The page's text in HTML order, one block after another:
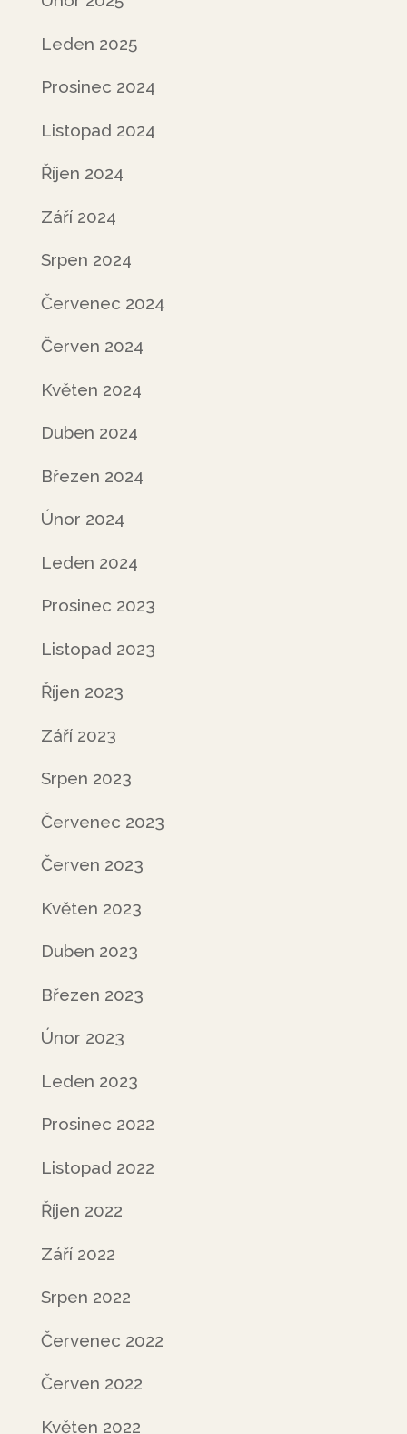
Leden 2025
Prosinec 2024
Listopad 2024
Říjen 2024
Září 2024
Srpen 2024
Červenec 2024
Červen 2024
Květen 2024
Duben 2024
Březen 2024
Únor 2024
Leden 2024
Prosinec 2023
Listopad 2023
Říjen 2023
Září 2023
Srpen 2023
Červenec 2023
Červen 2023
Květen 2023
Duben 2023
Březen 2023
Únor 2023
Leden 2023
Prosinec 2022
Listopad 2022
Říjen 2022
Září 2022
Srpen 2022
Červenec 2022
Červen 2022
Květen 2022